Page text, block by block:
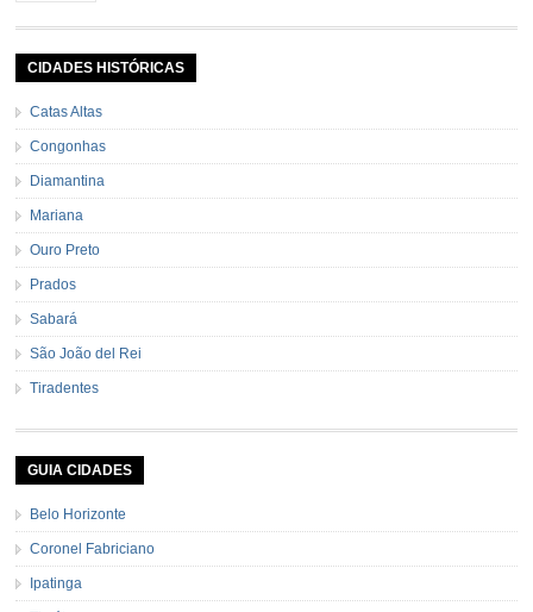
pele e sem sementes 1 pitada de noz moscada Salsa e cebolinha Pimenta
CIDADES HISTÓRICAS
Catas Altas
Congonhas
Diamantina
Mariana
Ouro Preto
Prados
Sabará
São João del Rei
Tiradentes
GUIA CIDADES
Belo Horizonte
Coronel Fabriciano
Ipatinga